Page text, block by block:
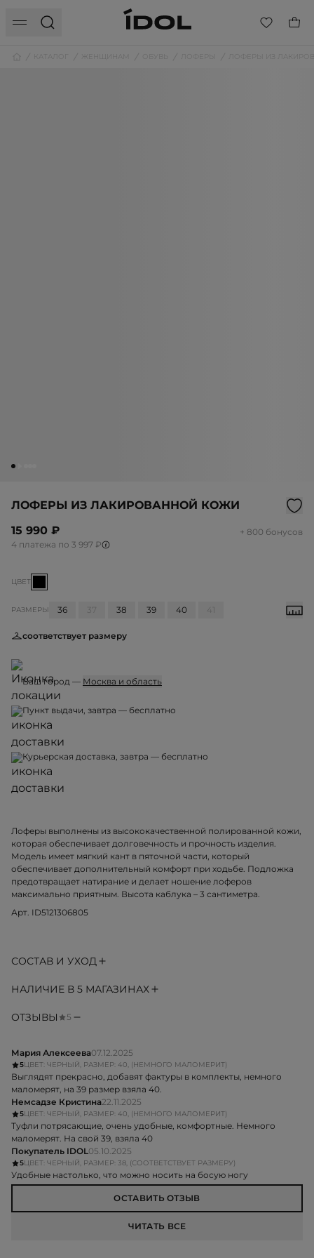
ЛОФЕРЫ ИЗ ЛАКИРОВАННОЙ КОЖИ
15 990 ₽
+ 800 бонусов
4 платежа по 3 997 ₽
ЦВЕТ
РАЗМЕРЫ 36 37 38 39 40 41
соответствует размеру
Ваш город — Москва и область
Пункт выдачи, завтра — бесплатно
Курьерская доставка, завтра — бесплатно
Лоферы выполнены из высококачественной полированной кожи,
которая обеспечивает долговечность и прочность изделия.
Модель имеет мягкий кант в пяточной части, который
обеспечивает дополнительный комфорт при ходьбе. Подложка
предотвращает натирание и делает ношение лоферов
максимально приятным. Высота каблука – 3 сантиметра.
Арт. ID5121306805
СОСТАВ И УХОД
НАЛИЧИЕ В 5 МАГАЗИНАХ
ОТЗЫВЫ 5
Мария Алексеева07.12.2025
5ЦВЕТ: ЧЕРНЫЙ, РАЗМЕР: 40, (НЕМНОГО МАЛОМЕРИТ)
Выглядят прекрасно, добавят фактуры в комплекты, немного
маломерят, на 39 размер взяла 40.
Немсадзе Кристина22.11.2025
5ЦВЕТ: ЧЕРНЫЙ, РАЗМЕР: 40, (НЕМНОГО МАЛОМЕРИТ)
Туфли потрясающие, очень удобные, комфортные. Немного
маломерят. На свой 39, взяла 40
Покупатель IDOL05.10.2025
5ЦВЕТ: ЧЕРНЫЙ, РАЗМЕР: 38, (СООТВЕТСТВУЕТ РАЗМЕРУ)
Удобные настолько, что можно носить на босую ногу
ОСТАВИТЬ ОТЗЫВ
ЧИТАТЬ ВСЕ